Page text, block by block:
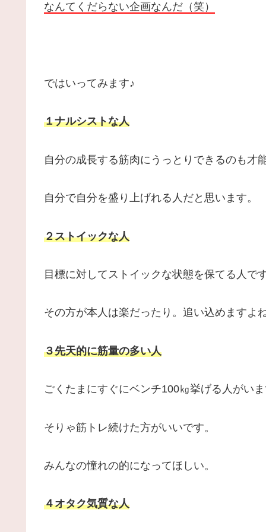
なんてくだらない企画なんだ（笑）
ではいってみます♪
１ナルシストな人
自分の成長する筋肉にうっとりできるのも才
自分で自分を盛り上げれる人だと思います。
２ストイックな人
目標に対してストイックな状態を保てる人です
その方が本人は楽だったり。追い込めますよ
３先天的に筋量の多い人
ごくたまにすぐにベンチ100㎏挙げる人がいま
そりゃ筋トレ続けた方がいいです。
みんなの憧れの的になってほしい。
４オタク気質な人